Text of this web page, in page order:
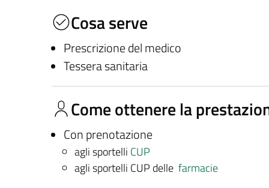
Cosa serve
Prescrizione del medico
Tessera sanitaria
Come ottenere la
Con prenotazione
agli sportelli CUP
agli sportelli CUP delle farmacie